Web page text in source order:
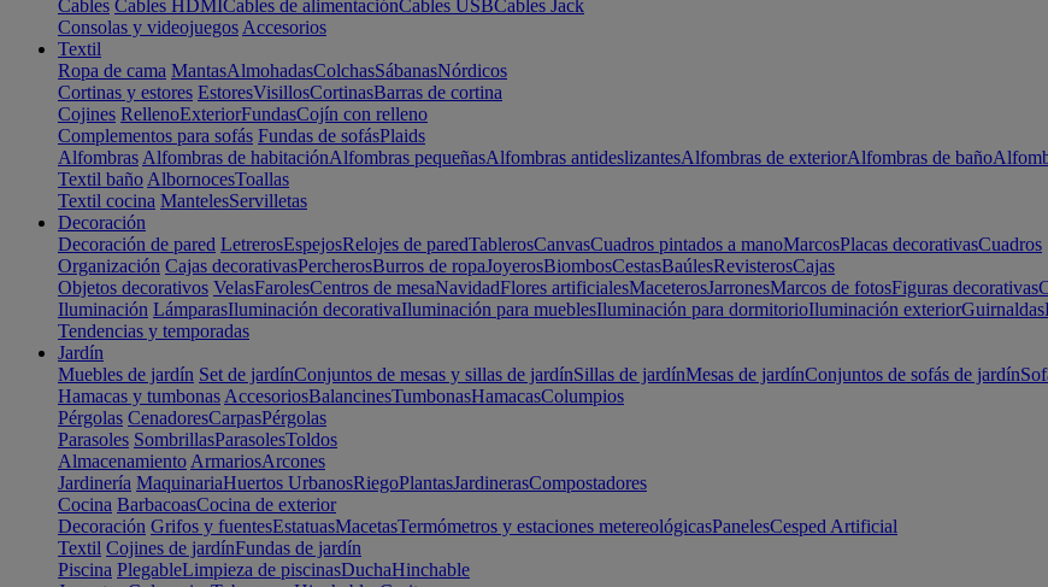
Cables Cables HDMICables de alimentaciónCables USBCables Jack
Consolas y videojuegos Accesorios
Textil
Ropa de cama MantasAlmohadasColchasSábanasNórdicos
Cortinas y estores EstoresVisillosCortinasBarras de cortina
Cojines RellenoExteriorFundasCojín con relleno
Complementos para sofás Fundas de sofásPlaids
Alfombras Alfombras de habitaciónAlfombras pequeñasAlfombras antideslizantesAlfombras de exteriorAlfombras de baño
Textil baño AlbornocesToallas
Textil cocina MantelesServilletas
Decoración
Decoración de pared LetrerosEspejosRelojes de paredTablerosCanvasCuadros pintados a manoMarcosPlacas decorativasCuadros
Organización Cajas decorativasPercherosBurros de ropaJoyerosBiombosCestasBaúlesRevisterosCajas
Objetos decorativos VelasFarolesCentros de mesaNavidadFlores artificialesMaceterosJarronesMarcos de fotosFiguras decorativas
Iluminación LámparasIluminación decorativaIluminación para mueblesIluminación para dormitorioIluminación exteriorGuirnaldas
Tendencias y temporadas
Jardín
Muebles de jardín Set de jardínConjuntos de mesas y sillas de jardínSillas de jardínMesas de jardínConjuntos de sofás de jardín
Hamacas y tumbonas AccesoriosBalancinesTumbonasHamacasColumpios
Pérgolas CenadoresCarpasPérgolas
Parasoles SombrillasParasolesToldos
Almacenamiento ArmariosArcones
Jardinería MaquinariaHuertos UrbanosRiegoPlantasJardinerasCompostadores
Cocina BarbacoasCocina de exterior
Decoración Grifos y fuentesEstatuasMacetasTermómetros y estaciones metereológicasPanelesCesped Artificial
Textil Cojines de jardínFundas de jardín
Piscina PlegableLimpieza de piscinasDuchaHinchable